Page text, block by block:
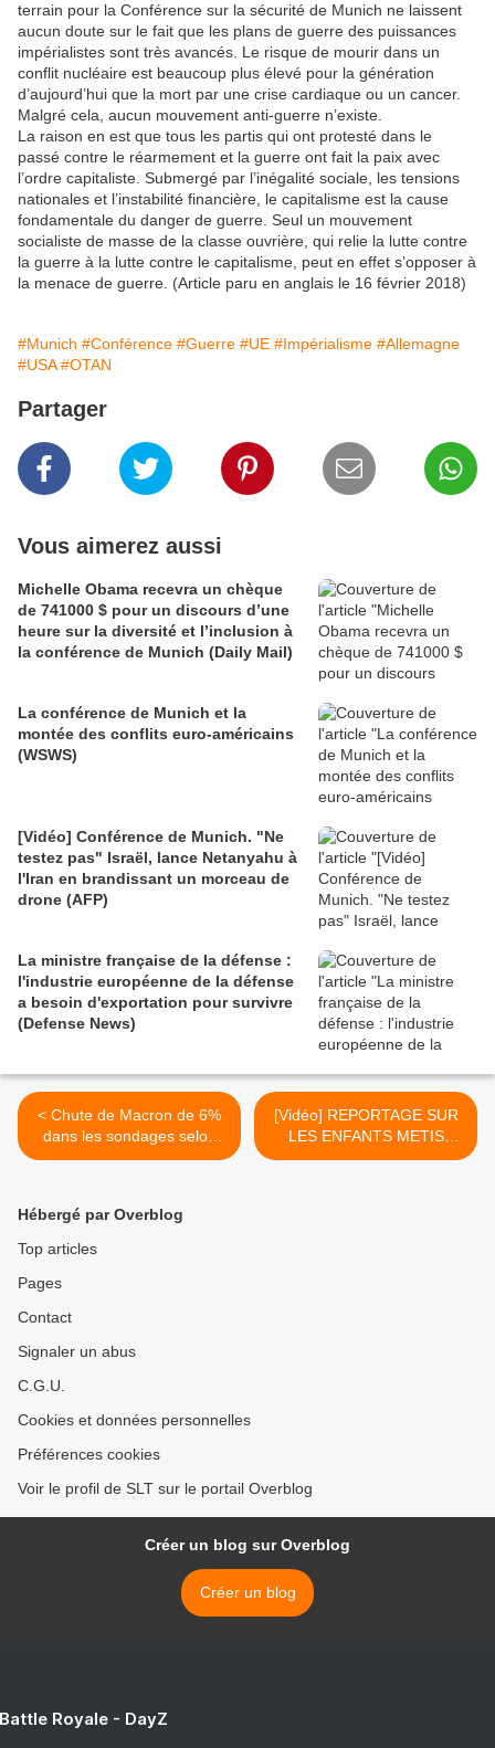
terrain pour la Conférence sur la sécurité de Munich ne laissent
aucun doute sur le fait que les plans de guerre des puissances
impérialistes sont très avancés. Le risque de mourir dans un
conflit nucléaire est beaucoup plus élevé pour la génération
d’aujourd’hui que la mort par une crise cardiaque ou un cancer.
Malgré cela, aucun mouvement anti-guerre n’existe.
La raison en est que tous les partis qui ont protesté dans le
passé contre le réarmement et la guerre ont fait la paix avec
l’ordre capitaliste. Submergé par l’inégalité sociale, les tensions
nationales et l’instabilité financière, le capitalisme est la cause
fondamentale du danger de guerre. Seul un mouvement
socialiste de masse de la classe ouvrière, qui relie la lutte contre
la guerre à la lutte contre le capitalisme, peut en effet s’opposer à
la menace de guerre. (Article paru en anglais le 16 février 2018)
#Munich #Conférence #Guerre #UE #Impérialisme #Allemagne
#USA #OTAN
Partager
Vous aimerez aussi
Michelle Obama recevra un chèque
de 741000 $ pour un discours d’une
heure sur la diversité et l’inclusion à
la conférence de Munich (Daily Mail)
La conférence de Munich et la
montée des conflits euro-américains
(WSWS)
[Vidéo] Conférence de Munich. "Ne
testez pas" Israël, lance Netanyahu à
l'Iran en brandissant un morceau de
drone (AFP)
La ministre française de la défense :
l'industrie européenne de la défense
a besoin d'exportation pour survivre
(Defense News)
< Chute de Macron de 6%
dans les sondages selon
IFOP
[Vidéo] REPORTAGE SUR
LES ENFANTS METIS
JAPONAIS ASSASSINES
Hébergé par Overblog
Top articles
Pages
Contact
Signaler un abus
C.G.U.
Cookies et données personnelles
Préférences cookies
Voir le profil de SLT sur le portail Overblog
Créer un blog sur Overblog
Créer un blog
Royale - DayZ